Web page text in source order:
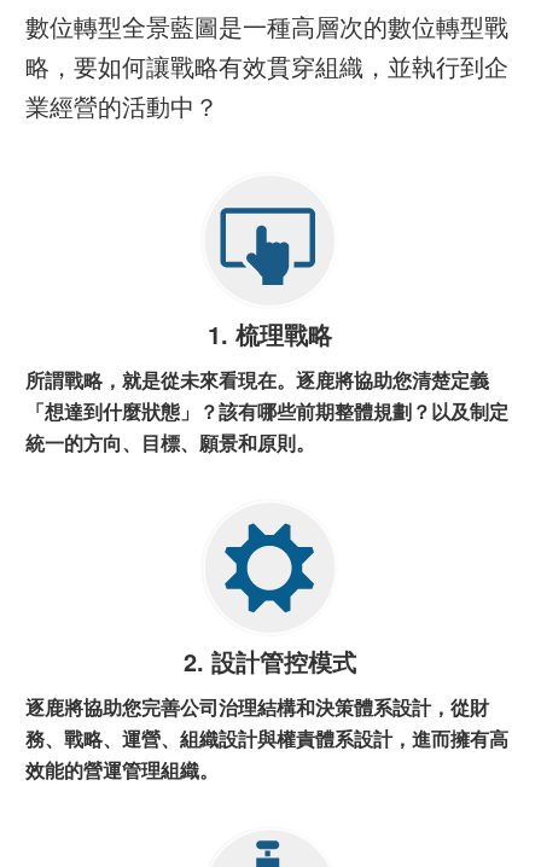
數位轉型全景藍圖是一種高層次的數位轉型戰
略，要如何讓戰略有效貫穿組織，並執行到企
業經營的活動中？
1. 梳理戰略
所謂戰略，就是從未來看現在。逐鹿將協助您清楚定義
「想達到什麼狀態」？該有哪些前期整體規劃？以及制定
統一的方向、目標、願景和原則。
2. 設計管控模式
逐鹿將協助您完善公司治理結構和決策體系設計，從財
務、戰略、運營、組織設計與權責體系設計，進而擁有高
效能的營運管理組織。